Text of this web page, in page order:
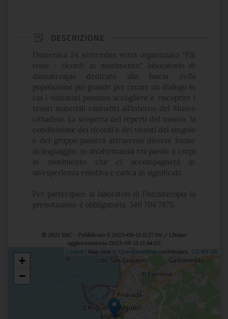
DESCRIZIONE
Domenica 24 settembre verrà organizzato “Fili
rossi - ricordi in movimento”, laboratorio di
danzaterapia dedicato alla fascia della
popolazione più grande per creare un dialogo in
cui i visitatori possano accogliere e riscoprire i
tesori materiali custoditi all’interno del Museo
cittadino. La scoperta dei reperti del museo, la
condivisione dei ricordi e dei vissuti del singolo
e del gruppo passerà attraverso diverse forme
di linguaggio, in un’alternanza tra parole e corpi
in movimento che ci accompagnerà in
un’esperienza emotiva e carica di significati.
Per partecipare al laboratori di Danzaterapia la
prenotazione è obbligatoria: 340 704 7875.
© 2021 MiC - Pubblicato il 2023-09-13 11:27:09 / Ultimo
aggiornamento 2023-09-13 12:44:02
Posizione
+
−
Leaflet | Map data © OpenStreetMapcontributors, CC-BY-SA